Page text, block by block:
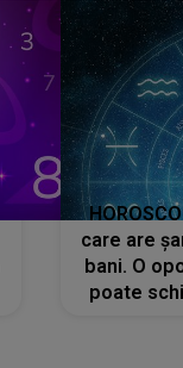
care are
bani. O
poate